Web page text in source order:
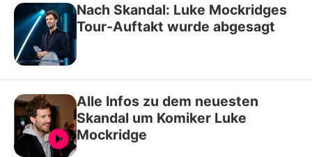
Nach Skandal: Luke Mockridges
Tour-Auftakt wurde abgesagt
Alle Infos zu dem neuesten
Skandal um Komiker Luke
Mockridge